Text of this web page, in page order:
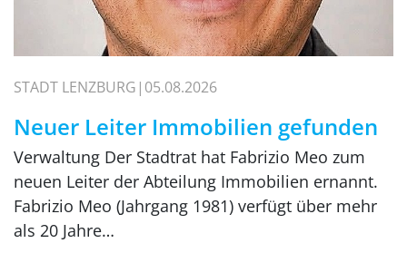
STADT LENZBURG 05.08.2026
Neuer Leiter Immobilien gefunden
Verwaltung Der Stadtrat hat Fabrizio Meo zum
neuen Leiter der Abteilung Immobilien ernannt.
Fabrizio Meo (Jahrgang 1981) verfügt über mehr
als 20 Jahre…